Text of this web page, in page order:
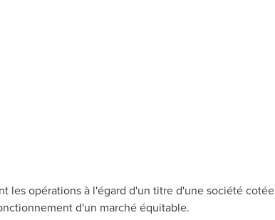
les opérations à l'égard d'un titre d'une société cotée
d'un marché équitable.